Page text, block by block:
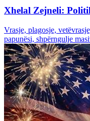
Xhelal Zejneli:
Vrasje, plagosje,
papunësi, shpërngulje